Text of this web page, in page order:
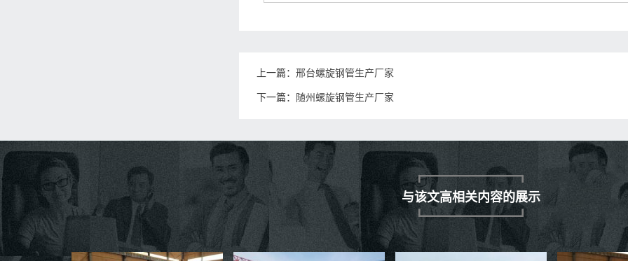
上一篇：邢台螺旋钢管生产厂家
下一篇： 随州螺旋钢管生产厂家
与该文高相关内容的展示